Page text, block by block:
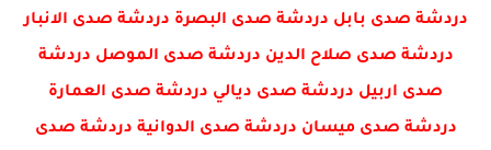
دردشة صدى بابل دردشة صدى البصرة دردشة صدى الانبار
دردشة صدى صلاح الدين دردشة صدى الموصل دردشة
صدى اربيل دردشة صدى ديالي دردشة صدى العمارة
دردشة صدى ميسان دردشة صدى الدوانية دردشة صدى